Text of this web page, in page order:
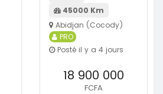
45000 Km
Abidjan (Cocody)
PRO
Posté il y a 4 jours
18 900 000
FCFA